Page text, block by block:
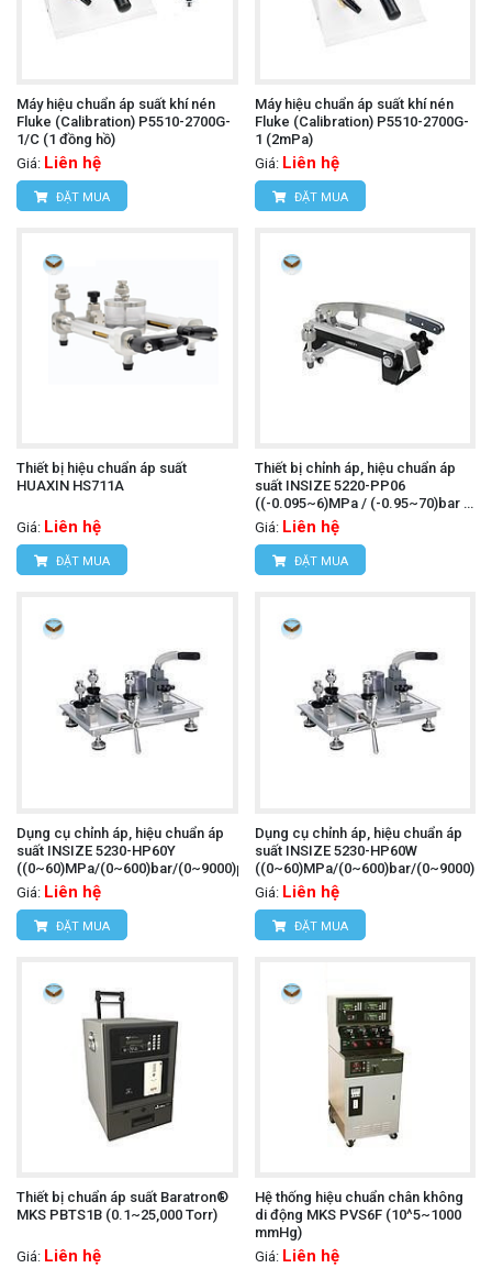
Máy hiệu chuẩn áp suất khí nén
Fluke (Calibration) P5510-2700G-
1/C (1 đồng hồ)
Giá: Liên hệ
ĐẶT MUA
Máy hiệu chuẩn áp suất khí nén
Fluke (Calibration) P5510-2700G-
1 (2mPa)
Giá: Liên hệ
ĐẶT MUA
Thiết bị hiệu chuẩn áp suất
HUAXIN HS711A
Giá: Liên hệ
ĐẶT MUA
Thiết bị chỉnh áp, hiệu chuẩn áp
suất INSIZE 5220-PP06
((-0.095~6)MPa / (-0.95~70)bar /
(-14~1000)psi)
Giá: Liên hệ
ĐẶT MUA
Dụng cụ chỉnh áp, hiệu chuẩn áp
suất INSIZE 5230-HP60Y
((0~60)MPa/(0~600)bar/(0~9000)psi)
Giá: Liên hệ
ĐẶT MUA
Dụng cụ chỉnh áp, hiệu chuẩn áp
suất INSIZE 5230-HP60W
((0~60)MPa/(0~600)bar/
Giá: Liên hệ
ĐẶT MUA
Thiết bị chuẩn áp suất Baratron®
MKS PBTS1B (0.1~25,000 Torr)
Giá: Liên hệ
Hệ thống hiệu chuẩn chân không
di động MKS PVS6F (10^5~1000
mmHg)
Giá: Liên hệ